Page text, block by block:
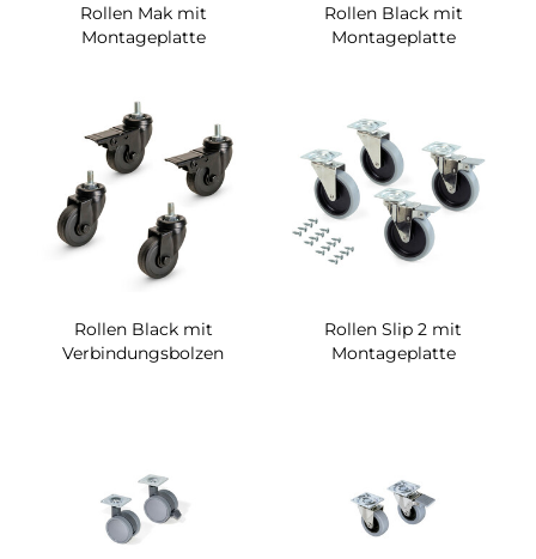
Rollen Mak mit
Montageplatte
Rollen Black mit
Montageplatte
Rollen Black mit
Verbindungsbolzen
Rollen Slip 2 mit
Montageplatte